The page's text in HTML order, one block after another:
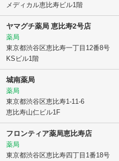
メディカル恵比寿ビル1階
ヤマグチ薬局 恵比寿2号店
薬局
東京都渋谷区恵比寿一丁目12番8号
KSビル1階
城南薬局
薬局
東京都渋谷区恵比寿1-11-6
恵比寿山仁ビル1F
フロンティア薬局恵比寿店
薬局
東京都渋谷区恵比寿四丁目1番18号